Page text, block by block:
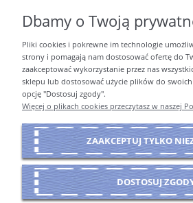
PŁATNOŚCI I
INFORMACJE
O NAS
POKAŻ PEŁNĄ WERSJĘ
Dbamy o Twoją
Pliki cookies i pokrewne im technologie
strony i pomagają nam dostosować ofertę do
zaakceptować wykorzystanie przez nas
sklepu lub dostosować użycie plików do
opcję "Dostosuj zgody".
Więcej o plikach cookies przeczytasz w naszej
ZAAKCEPTUJ TYLKO
DOSTOSUJ